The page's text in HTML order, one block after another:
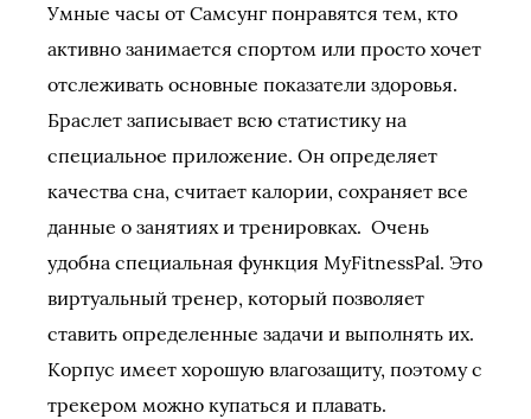
Умные часы от Самсунг понравятся тем, кто
активно занимается спортом или просто хочет
отслеживать основные показатели здоровья.
Браслет записывает всю статистику на
специальное приложение. Он определяет
качества сна, считает калории, сохраняет все
данные о занятиях и тренировках. Очень
удобна специальная функция MyFitnessPal. Это
виртуальный тренер, который позволяет
ставить определенные задачи и выполнять их.
Корпус имеет хорошую влагозащиту, поэтому с
трекером можно купаться и плавать.